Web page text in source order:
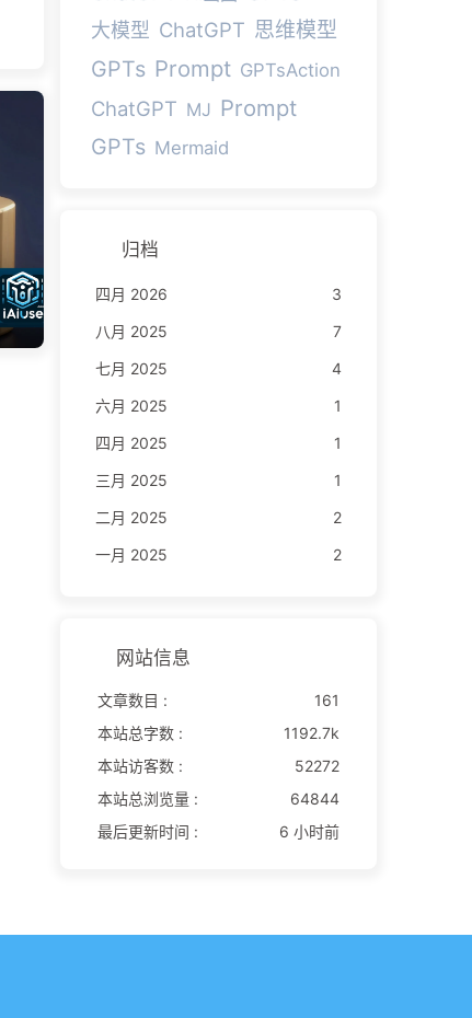
大模型 ChatGPT 思维模型
GPTs Prompt GPTsAction
ChatGPT MJ Prompt
GPTs Mermaid
归档
四月 2026
3
八月 2025
7
七月 2025
4
六月 2025
1
四月 2025
1
三月 2025
1
二月 2025
2
一月 2025
2
网站信息
文章数目 :
161
本站总字数 :
1192.7k
本站访客数 :
52272
本站总浏览量 :
64844
最后更新时间 :
6 小时前